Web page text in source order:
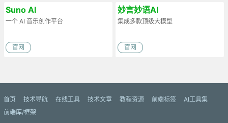
Suno AI
一个 AI 音乐创作平台
官网
妙言妙语AI
集成多款顶级大模型
官网
首页 技术导航 在线工具 技术文章 教程资源 前端标签
AI工具集
前端库/框架